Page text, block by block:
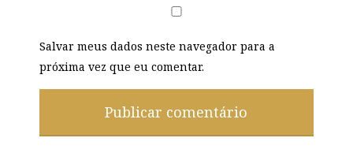
Salvar meus dados neste navegador para a
próxima vez que eu comentar.